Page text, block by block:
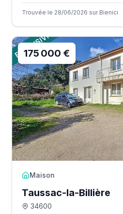
Trouvée le 28/06/2026 sur Bienici
175 000 €
Maison
Taussac-la-Billière
34600